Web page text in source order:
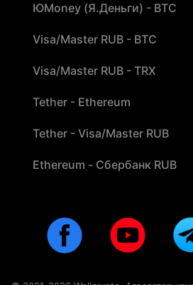
ЮMoney (Я.Деньги) - BTC
Visa/Master RUB - BTC
Visa/Master RUB - TRX
Tether - Ethereum
Tether - Visa/Master RUB
Ethereum - Сбербанк RUB